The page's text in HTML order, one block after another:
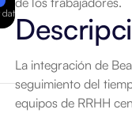
Privacy Policy
La integración de
seguimiento del
equipos de RRHH